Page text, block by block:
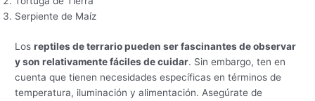
Serpiente de Maíz
Losreptiles de terrario pueden ser fascinantes de observar
y son relativamente fáciles de cuidar. Sin embargo, ten en
cuenta que tienen necesidades específicas en términos de
temperatura, iluminación y alimentación. Asegúrate de